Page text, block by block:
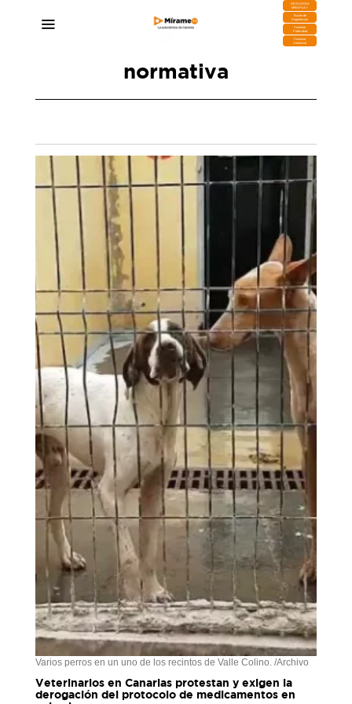
DESCARGA
MIRAPLAY
Buzón de
Sugerencias
Contratar
Publicidad
Contacto
Comercial
normativa
Varios perros en un uno de los recintos de Valle Colino. /Archivo
Veterinarios en Canarias protestan y exigen la
derogación del protocolo de medicamentos en